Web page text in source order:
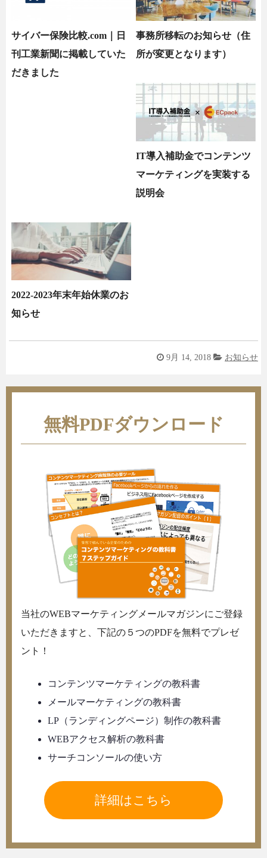
サイバー保険比較.com｜日
刊工業新聞に掲載していた
だきました
事務所移転のお知らせ（住
所が変更となります）
IT導入補助金でコンテンツ
マーケティングを実装する
説明会
2022-2023年末年始休業のお
知らせ
9月 14, 2018 お知らせ
無料PDFダウンロード
当社のWEBマーケティングメールマガジンにご登録
いただきますと、下記の５つのPDFを無料でプレゼ
ント！
コンテンツマーケティングの教科書
メールマーケティングの教科書
LP（ランディングページ）制作の教科書
WEBアクセス解析の教科書
サーチコンソールの使い方
詳細はこちら